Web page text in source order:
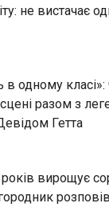
не вистачає
в одному класі»:
сцені разом з
Гетта
вирощує